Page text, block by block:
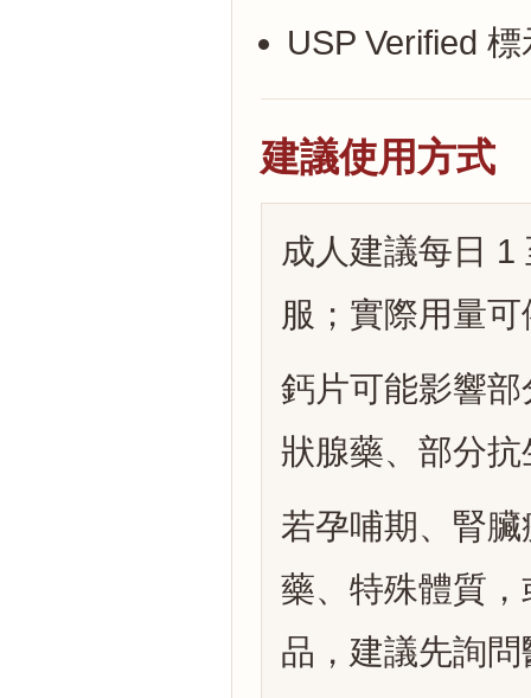
USP Verified
建議使用方式
成人建議每日 1
服；實際用量
鈣片可能影響
狀腺藥、部分
若孕哺期、腎
藥、特殊體質
品，建議先詢